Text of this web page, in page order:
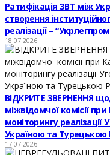
Ратифікація ЗВТ між
створення
реалізації –
18.07.2026
ВІДКРИТЕ ЗВЕРНЕННЯ
міжвідомчої комісії при
моніторингу реалізації
Україною та Турецькою
17.07.2026